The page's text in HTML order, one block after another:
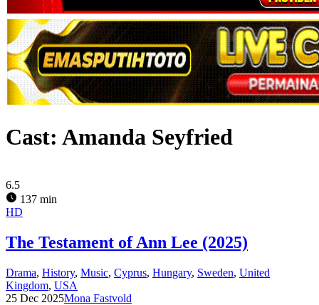
Cast: Amanda Seyfried
6.5
137 min
HD
The Testament of Ann Lee (2025)
Drama, History, Music, Cyprus, Hungary, Sweden, United
Kingdom, USA
25 Dec 2025Mona Fastvold